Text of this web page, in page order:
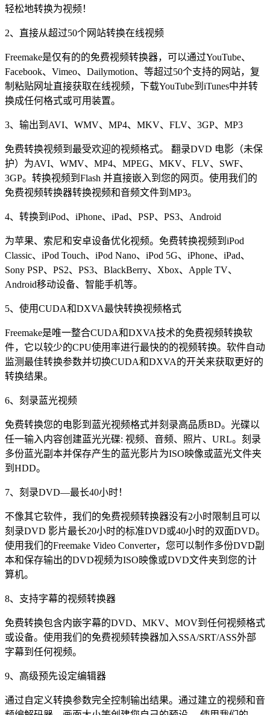
轻松地转换为视频！
2、直接从超过50个网站转换在线视频
Freemake是仅有的的免费视频转换器，可以通过YouTube、
Facebook、Vimeo、Dailymotion、等超过50个支持的网站，复
制粘贴网址直接获取在线视频，下载YouTube到iTunes中并转
换成任何格式或可用装置。
3、输出到AVI、WMV、MP4、MKV、FLV、3GP、MP3
免费转换视频到最受欢迎的视频格式。 翻录DVD 电影（未保
护）为AVI、WMV、MP4、MPEG、MKV、FLV、SWF、
3GP。转换视频到Flash 并直接嵌入到您的网页。使用我们的
免费视频转换器转换视频和音频文件到MP3。
4、转换到iPod、iPhone、iPad、PSP、PS3、Android
为苹果、索尼和安卓设备优化视频。免费转换视频到iPod
Classic、iPod Touch、iPod Nano、iPod 5G、iPhone、iPad、
Sony PSP、PS2、PS3、BlackBerry、Xbox、Apple TV、
Android移动设备、智能手机等。
5、使用CUDA和DXVA最快转换视频格式
Freemake是唯一整合CUDA和DXVA技术的免费视频转换软
件，它以较少的CPU使用率进行最快的的视频转换。软件自动
监测最佳转换参数并切换CUDA和DXVA的开关来获取更好的
转换结果。
6、刻录蓝光视频
免费转换您的电影到蓝光视频格式并刻录高品质BD。光碟以
任一输入内容创建蓝光光碟: 视频、音频、照片、URL。刻录
多份蓝光副本并保存产生的蓝光影片为ISO映像或蓝光文件夹
到HDD。
7、刻录DVD—最长40小时！
不像其它软件，我们的免费视频转换器没有2小时限制且可以
刻录DVD 影片最长20小时的标准DVD或40小时的双面DVD。
使用我们的Freemake Video Converter，您可以制作多份DVD副
本和保存输出的DVD视频为ISO映像或DVD文件夹到您的计
算机。
8、支持字幕的视频转换器
免费转换包含内嵌字幕的DVD、MKV、MOV到任何视频格式
或设备。使用我们的免费视频转换器加入SSA/SRT/ASS外部
字幕到任何视频。
9、高级预先设定编辑器
通过自定义转换参数完全控制输出结果。通过建立的视频和音